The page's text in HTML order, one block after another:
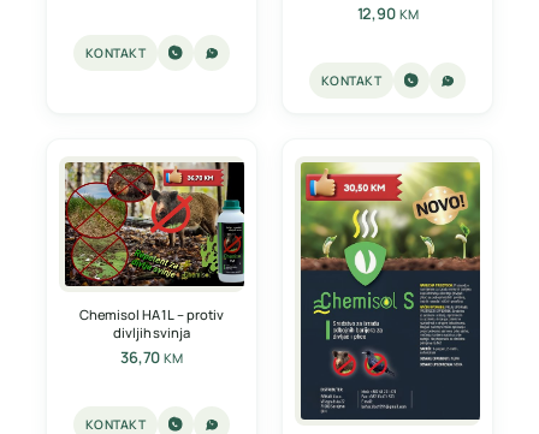
KONTAKT
12,90 KM
KONTAKT
Chemisol HA 1L – protiv
divljih svinja
36,70KM
KONTAKT